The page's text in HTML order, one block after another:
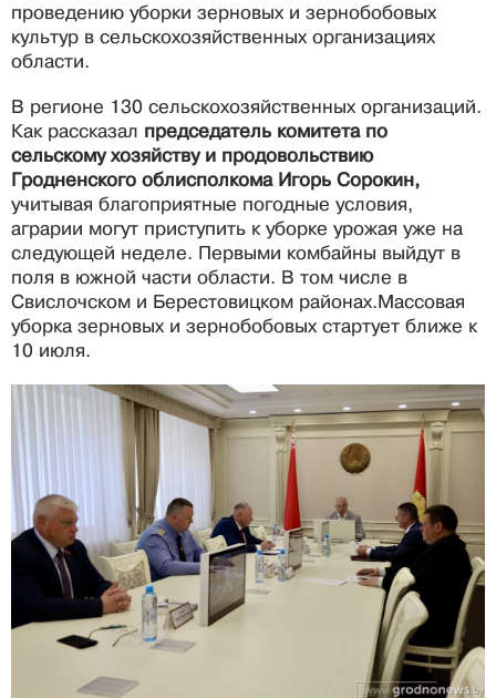
проведению уборки зерновых и зернобобовых
культур в сельскохозяйственных организациях
области.
В регионе 130 сельскохозяйственных организаций.
Как рассказал председатель комитета по
сельскому хозяйству и продовольствию
Гродненского облисполкома Игорь Сорокин,
учитывая благоприятные погодные условия,
аграрии могут приступить к уборке урожая уже на
следующей неделе. Первыми комбайны выйдут в
поля в южной части области. В том числе в
Свислочском и Берестовицком районах.Массовая
уборка зерновых и зернобобовых стартует ближе к
10 июля.